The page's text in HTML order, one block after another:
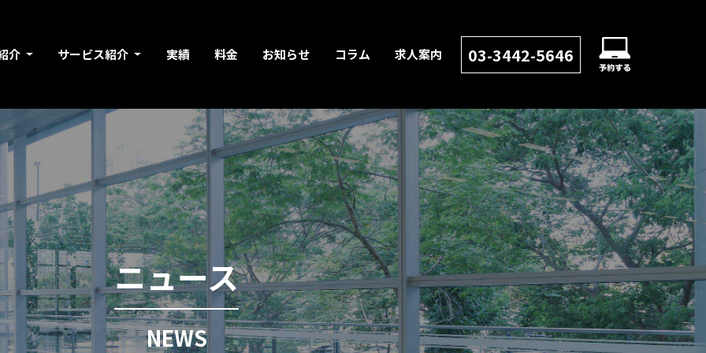
介 サービス紹介 実績 料金 お知らせ コラム 求人案内 03-3442-5646
ニュース
NEWS